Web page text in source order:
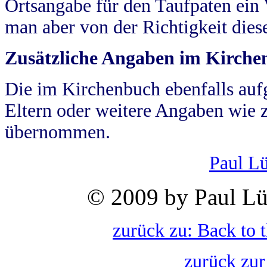
Ortsangabe für den Taufpaten
man aber von der Richtigkeit
Zusätzliche Angaben im
Die im Kirchenbuch ebenfalls
Eltern oder weitere Angaben wie
übernommen.
Paul
© 2009 by Paul
zurück zu: Back to
zurück